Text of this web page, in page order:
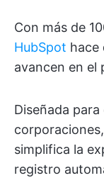
Con más de
HubSpot hace
avancen en el
Diseñada
simplifica la
registro